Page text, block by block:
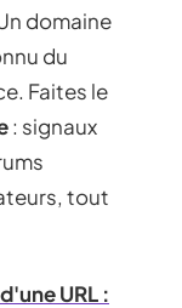
domaine
du
Faites le
: signaux
tout
URL :